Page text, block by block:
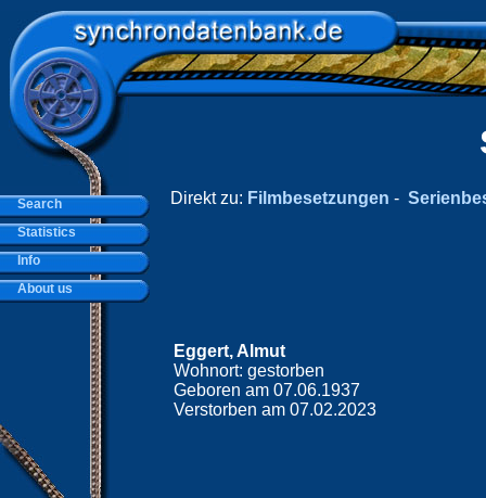
Direkt zu: Filmbesetzungen -
Eggert, Almut
Wohnort: gestorben
Geboren am 07.06.1937
Verstorben am 07.02.2023
Search
Statistics
Info
About us